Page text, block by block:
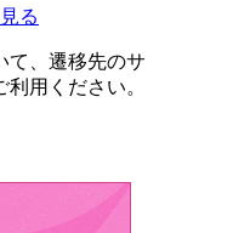
る
て、遷移先のサ
用ください。